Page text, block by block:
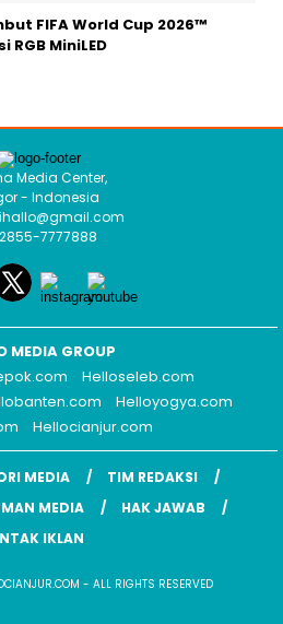
FIFA World Cup 2026™
RGB MiniLED
Media Center,
- Indonesia
7777888
MEDIA GROUP
Helloseleb.com
Helloyogya.com
Hellocianjur.com
MEDIA
TIM REDAKSI
MEDIA
HAK JAWAB
IKLAN
- ALL RIGHTS RESERVED